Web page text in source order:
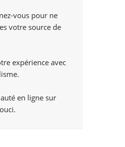
vous pour ne
votre source de
expérience avec
en ligne sur